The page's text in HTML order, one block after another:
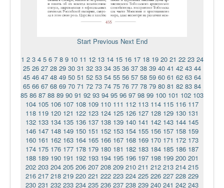
Start Previous Next End
1 2 3 4 5 6 7 8 9 10 11 12 13 14 15 16 17 18 19 20 21 22 23 24
25 26 27 28 29 30 31 32 33 34 35 36 37 38 39 40 41 42 43 44
45 46 47 48 49 50 51 52 53 54 55 56 57 58 59 60 61 62 63 64
65 66 67 68 69 70 71 72 73 74 75 76 77 78 79 80 81 82 83 84
85 86 87 88 89 90 91 92 93 94 95 96 97 98 99 100 101 102 103
104 105 106 107 108 109 110 111 112 113 114 115 116 117
118 119 120 121 122 123 124 125 126 127 128 129 130 131
132 133 134 135 136 137 138 139 140 141 142 143 144 145
146 147 148 149 150 151 152 153 154 155 156 157 158 159
160 161 162 163 164 165 166 167 168 169 170 171 172 173
174 175 176 177 178 179 180 181 182 183 184 185 186 187
188 189 190 191 192 193 194 195 196 197 198 199 200 201
202 203 204 205 206 207 208 209 210 211 212 213 214 215
216 217 218 219 220 221 222 223 224 225 226 227 228 229
230 231 232 233 234 235 236 237 238 239 240 241 242 243